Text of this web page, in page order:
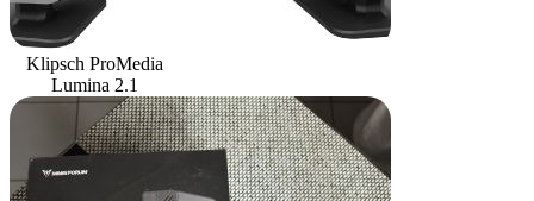
Klipsch ProMedia
Lumina 2.1